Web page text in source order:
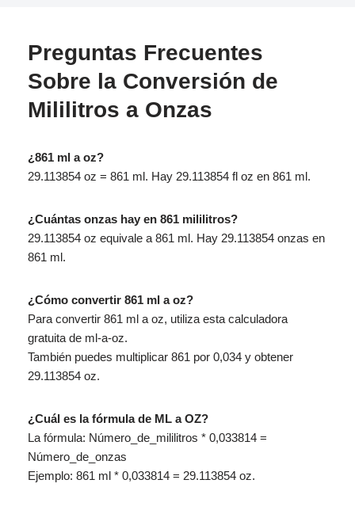
Preguntas Frecuentes
Sobre la Conversión de
Mililitros a Onzas
¿861 ml a oz?
29.113854 oz = 861 ml. Hay 29.113854 fl oz en 861 ml.
¿Cuántas onzas hay en 861 mililitros?
29.113854 oz equivale a 861 ml. Hay 29.113854 onzas en
861 ml.
¿Cómo convertir 861 ml a oz?
Para convertir 861 ml a oz, utiliza esta calculadora
gratuita de ml-a-oz.
También puedes multiplicar 861 por 0,034 y obtener
29.113854 oz.
¿Cuál es la fórmula de ML a OZ?
La fórmula: Número_de_mililitros * 0,033814 =
Número_de_onzas
Ejemplo: 861 ml * 0,033814 = 29.113854 oz.